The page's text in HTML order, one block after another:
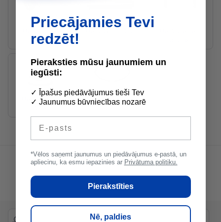
Metāla apaļā
sistēma
Metāla Jumta
Metāla ventilācijas
Priecājamies Tevi
redzēt!
Pieraksties mūsu jaunumiem un
iegūsti:
✓ Īpašus piedāvājumus tieši Tev
✓ Jaunumus būvniecības nozarē
*Vēlos saņemt jaunumus un piedāvājumus e-pastā, un
apliecinu, ka esmu iepazinies ar Privātuma politiku.
Pierakstīties
Nē, paldies